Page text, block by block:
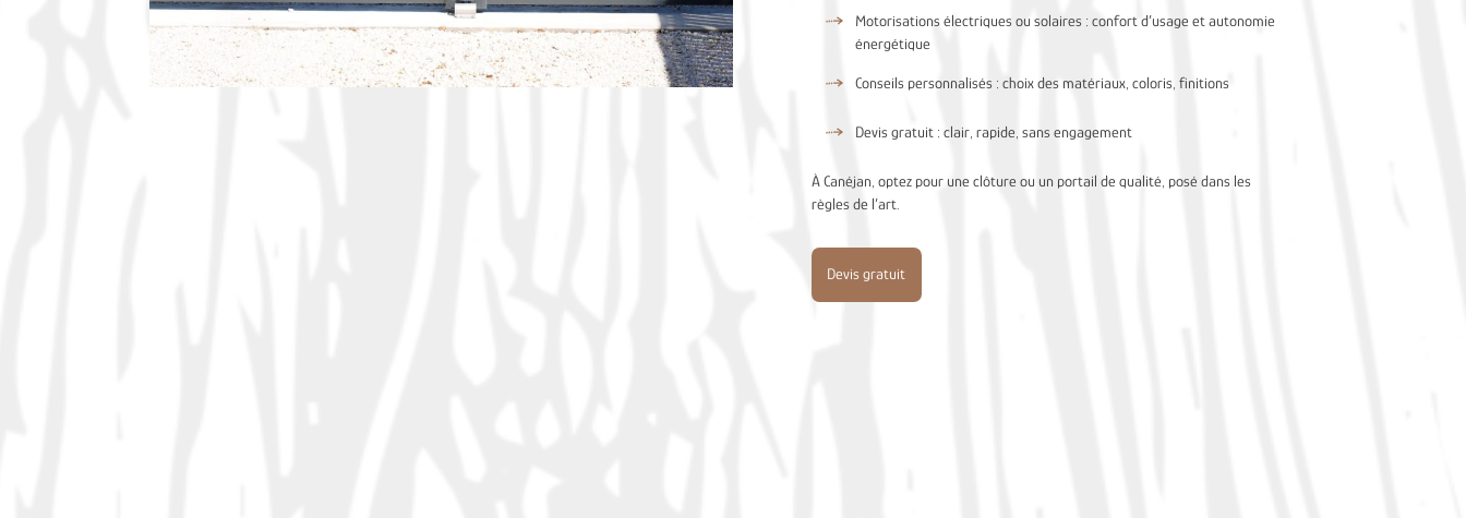
Motorisations électriques ou solaires : confort d’usage et autonomie
énergétique
Conseils personnalisés : choix des matériaux, coloris, finitions
Devis gratuit : clair, rapide, sans engagement
À Canéjan, optez pour une clôture ou un portail de qualité, posé dans les
règles de l’art.
Devis gratuit